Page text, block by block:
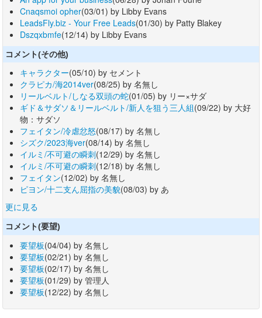
Cnaqsmoi opher(03/01) by Libby Evans
LeadsFly.biz - Your Free Leads(01/30) by Patty Blakey
Dszqxbmfe(12/14) by Libby Evans
コメント(その他)
キャラクター(05/10) by セメント
クラピカ/海2014ver(08/25) by 名無し
リールベルト/しなる双頭の蛇(01/05) by リー×サダ
ギド＆サダソ＆リールベルト/新人を狙う三人組(09/22) by 大好
物：サダソ
フェイタン/冷虐忿怒(08/17) by 名無し
シズク/2023海ver(08/14) by 名無し
イルミ/不可避の瞬刺(12/29) by 名無し
イルミ/不可避の瞬刺(12/18) by 名無し
フェイタン(12/02) by 名無し
ピヨン/十二支ん屈指の美貌(08/03) by あ
更に見る
コメント(要望)
要望板(04/04) by 名無し
要望板(02/21) by 名無し
要望板(02/17) by 名無し
要望板(01/29) by 管理人
要望板(12/22) by 名無し